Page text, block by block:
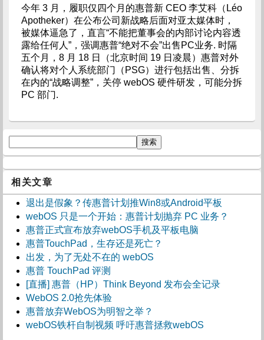
今年 3 月，履职仅四个月的惠普新 CEO 李艾科（Léo
Apotheker）在公布公司新战略后面对亚太媒体时，
被媒体逼急了，直言“不能把董事会的内部讨论内容透
露给任何人”，强调惠普“绝对不会”出售PC业务. 时隔
五个月，8 月 18 日（北京时间 19 日凌晨）惠普对外
确认将对个人系统部门（PSG）进行包括出售、分拆
在内的“战略调整”，关停 webOS 硬件研发，可能分拆
PC 部门.
相关文章
退出是假象？传惠普计划推Win8或Android平板
webOS 只是一个开始：惠普计划抛弃 PC 业务？
惠普正式宣布放弃webOS手机及平板电脑
惠普TouchPad，生存还是死亡？
出发，为了无处不在的 webOS
惠普 TouchPad 评测
[直播] 惠普（HP）Think Beyond 发布会全记录
WebOS 2.0抢先体验
惠普放弃WebOS为明智之举？
webOS铁杆自制视频 呼吁惠普拯救webOS